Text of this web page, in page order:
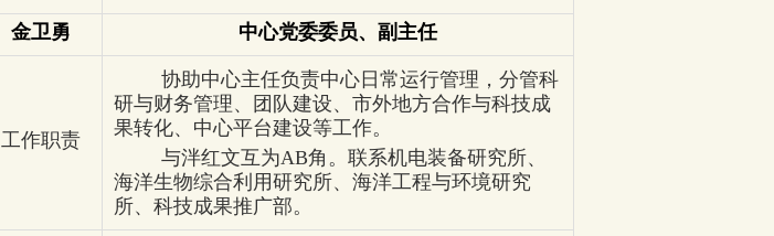
金卫勇
中心党委委员、副主任
工作职责
协助中心主任负责中心日常运行管理，分管科
研与财务管理、团队建设、市外地方合作与科技成
果转化、中心平台建设等工作。
与泮红文互为AB角。 联系机电装备研究所、
海洋生物综合利用研究所、海洋工程与环境研究
所、科技成果推广部。